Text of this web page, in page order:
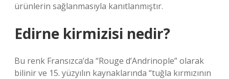
ürünlerin sağlanmasıyla kanıtlanmıştır.
Edirne kirmizisi nedir?
Bu renk Fransızca’da “Rouge d’Andrinople” olarak
bilinir ve 15. yüzyılın kaynaklarında “tuğla kırmızının